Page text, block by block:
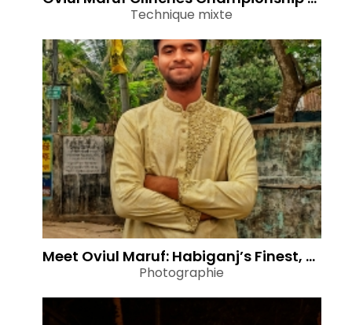
Technique mixte
Meet Oviul Maruf: Habiganj’s Finest, Among Sylhet’s Best Photographers
Photographie